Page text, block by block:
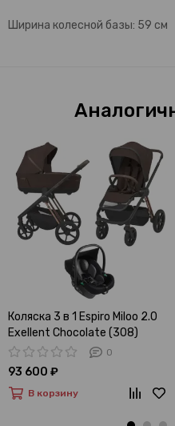
Ширина колесной базы: 59 см
Коляска 3 в 1 Espiro Miloo 2.0
Exellent Chocolate (308)
0
93 600 ₽
В корзину